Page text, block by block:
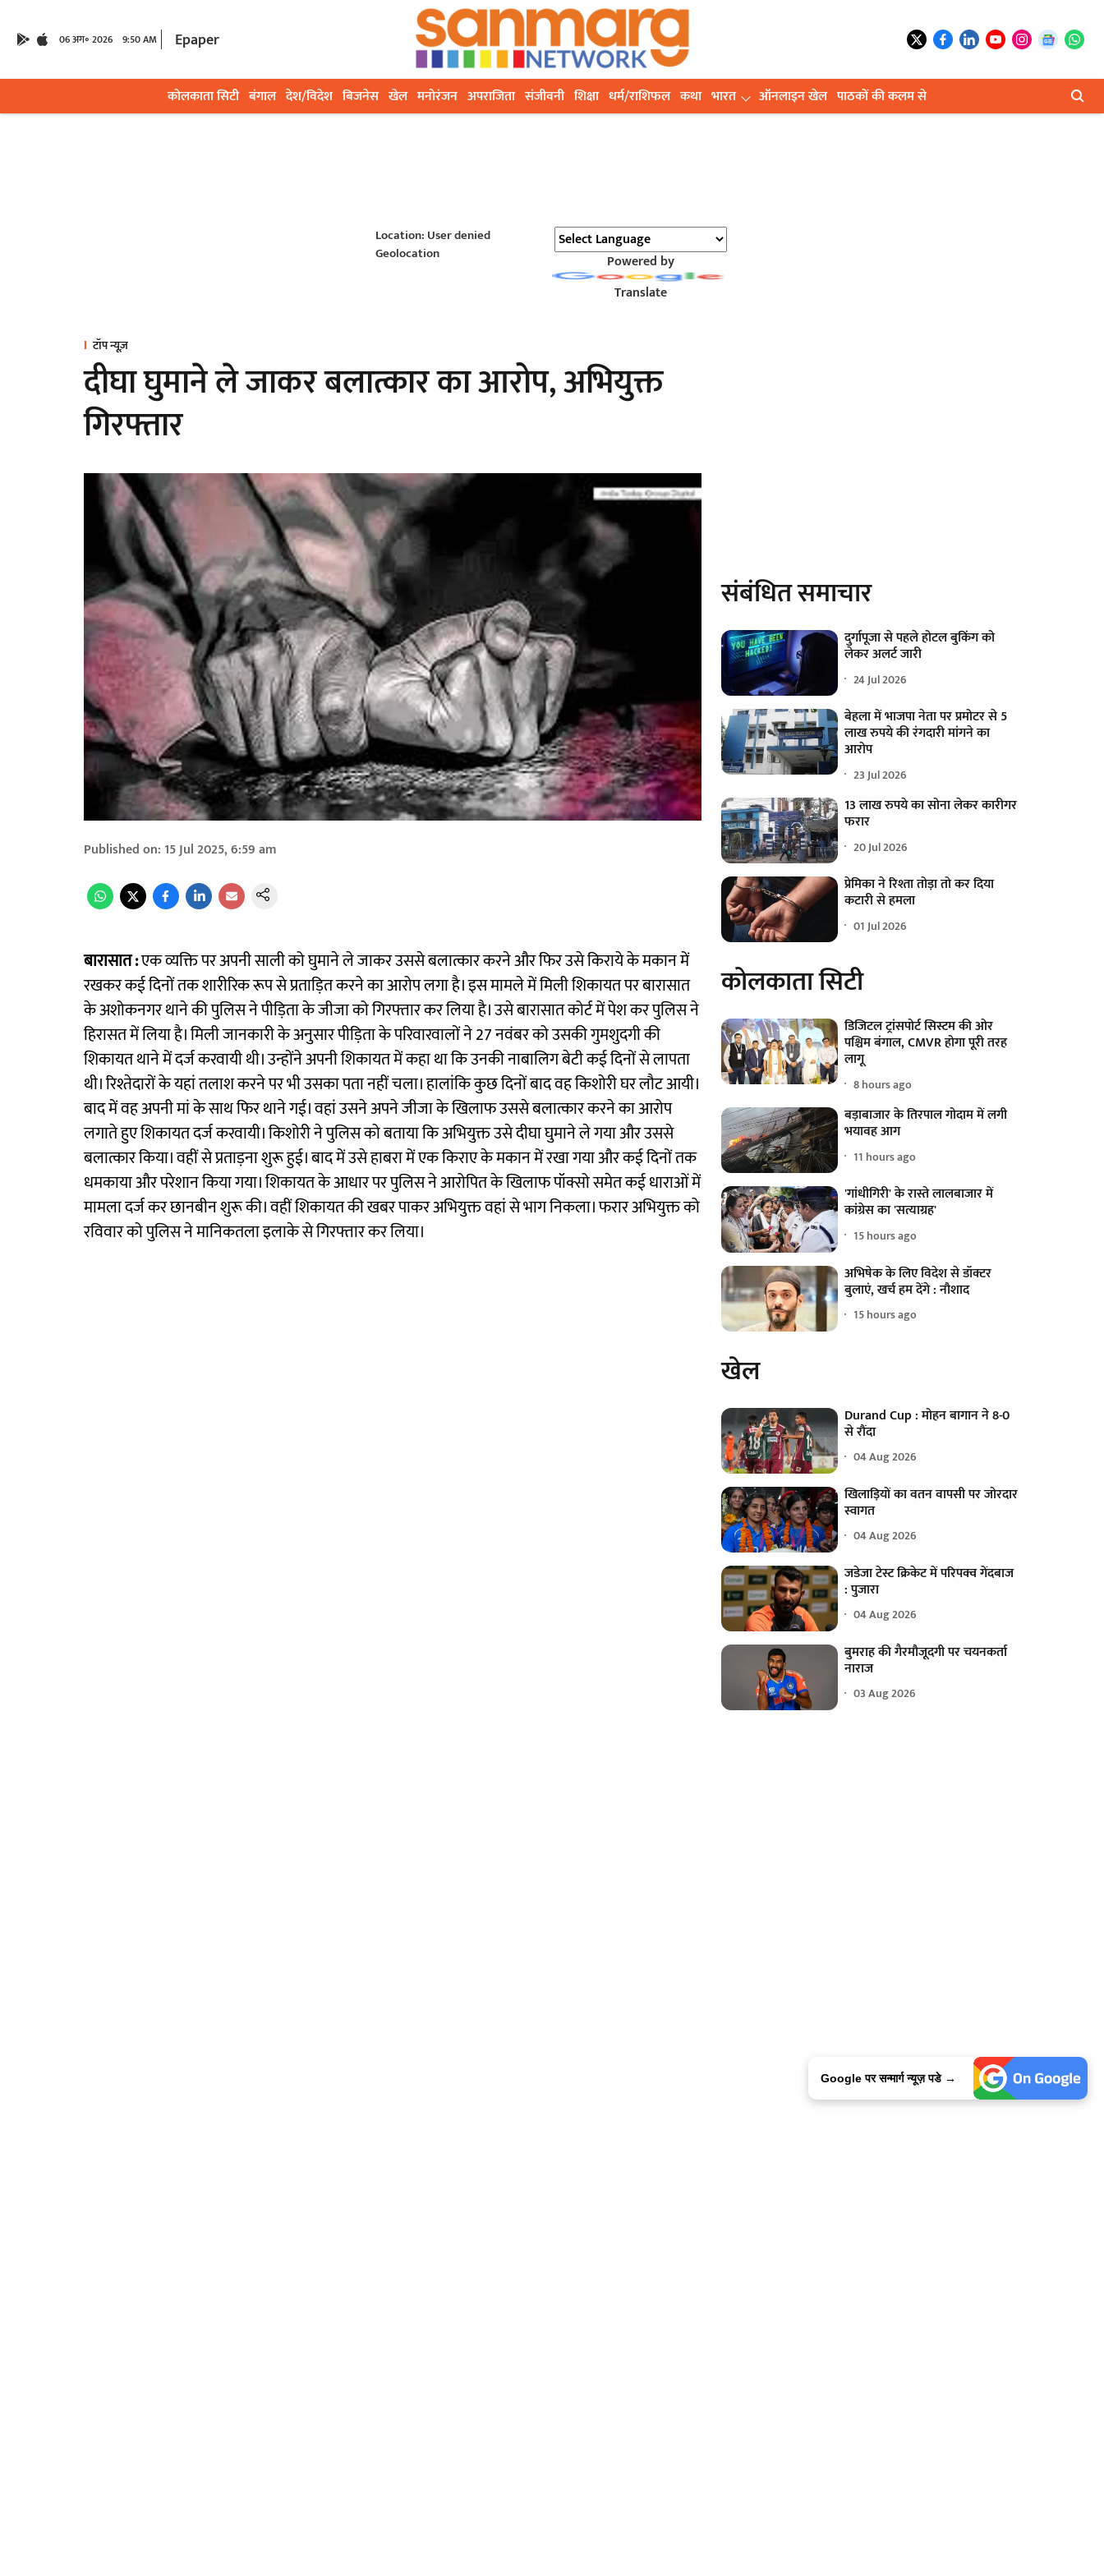
06 अग॰ 2026 9:50 AM Epaper
कोलकाता सिटी बंगाल देश/विदेश बिजनेस खेल मनोरंजन अपराजिता संजीवनी शिक्षा धर्म/राशिफल कथा भारत ऑनलाइन खेल पाठकों की कलम से
Location: User denied
Geolocation
Powered by
Translate
टॉप न्यूज़
दीघा घुमाने ले जाकर बलात्कार का आरोप, अभियुक्त
गिरफ्तार
Published on: 15 Jul 2025, 6:59 am
बारासात :एक व्यक्ति पर अपनी साली को घुमाने ले जाकर उससे बलात्कार करने और फिर उसे किराये के मकान में
रखकर कई दिनों तक शारीरिक रूप से प्रताड़ित करने का आरोप लगा है। इस मामले में मिली शिकायत पर बारासात
के अशोकनगर थाने की पुलिस ने पीड़िता के जीजा को गिरफ्तार कर लिया है। उसे बारासात कोर्ट में पेश कर पुलिस ने
हिरासत में लिया है। मिली जानकारी के अनुसार पीड़िता के परिवारवालों ने 27 नवंबर को उसकी गुमशुदगी की
शिकायत थाने में दर्ज करवायी थी। उन्होंने अपनी शिकायत में कहा था कि उनकी नाबालिग बेटी कई दिनों से लापता
थी। रिश्तेदारों के यहां तलाश करने पर भी उसका पता नहीं चला। हालांकि कुछ दिनों बाद वह किशोरी घर लौट आयी।
बाद में वह अपनी मां के साथ फिर थाने गई। वहां उसने अपने जीजा के खिलाफ उससे बलात्कार करने का आरोप
लगाते हुए शिकायत दर्ज करवायी। किशोरी ने पुलिस को बताया कि अभियुक्त उसे दीघा घुमाने ले गया और उससे
बलात्कार किया। वहीं से प्रताड़ना शुरू हुई। बाद में उसे हाबरा में एक किराए के मकान में रखा गया और कई दिनों तक
धमकाया और परेशान किया गया। शिकायत के आधार पर पुलिस ने आरोपित के खिलाफ पॉक्सो समेत कई धाराओं में
मामला दर्ज कर छानबीन शुरू की। वहीं शिकायत की खबर पाकर अभियुक्त वहां से भाग निकला। फरार अभियुक्त को
रविवार को पुलिस ने मानिकतला इलाके से गिरफ्तार कर लिया।
संबंधित समाचार
दुर्गापूजा से पहले होटल बुकिंग को
लेकर अलर्ट जारी
24 Jul 2026
बेहला में भाजपा नेता पर प्रमोटर से 5
लाख रुपये की रंगदारी मांगने का
आरोप
23 Jul 2026
13 लाख रुपये का सोना लेकर कारीगर
फरार
20 Jul 2026
प्रेमिका ने रिश्ता तोड़ा तो कर दिया
कटारी से हमला
01 Jul 2026
कोलकाता सिटी
डिजिटल ट्रांसपोर्ट सिस्टम की ओर
पश्चिम बंगाल, CMVR होगा पूरी तरह
लागू
8 hours ago
बड़ाबाजार के तिरपाल गोदाम में लगी
भयावह आग
11 hours ago
'गांधीगिरी' के रास्ते लालबाजार में
कांग्रेस का 'सत्याग्रह'
15 hours ago
अभिषेक के लिए विदेश से डॉक्टर
बुलाएं, खर्च हम देंगे : नौशाद
15 hours ago
खेल
Durand Cup : मोहन बागान ने 8-0
से रौंदा
04 Aug 2026
खिलाड़ियों का वतन वापसी पर जोरदार
स्वागत
04 Aug 2026
जडेजा टेस्ट क्रिकेट में परिपक्व गेंदबाज
: पुजारा
04 Aug 2026
बुमराह की गैरमौजूदगी पर चयनकर्ता
नाराज
03 Aug 2026
Google पर सन्मार्ग न्यूज़ पडे →